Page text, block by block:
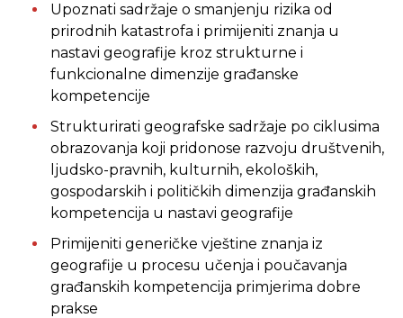
Upoznati sadržaje o smanjenju rizika od
prirodnih katastrofa i primijeniti znanja u
nastavi geografije kroz strukturne i
funkcionalne dimenzije građanske
kompetencije
Strukturirati geografske sadržaje po ciklusima
obrazovanja koji pridonose razvoju društvenih,
ljudsko-pravnih, kulturnih, ekoloških,
gospodarskih i političkih dimenzija građanskih
kompetencija u nastavi geografije
Primijeniti generičke vještine znanja iz
geografije u procesu učenja i poučavanja
građanskih kompetencija primjerima dobre
prakse